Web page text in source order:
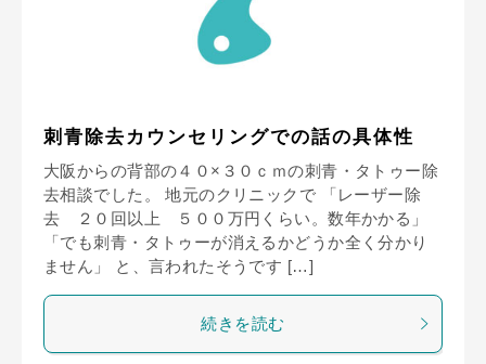
刺青除去カウンセリングでの話の具体性
大阪からの背部の４０×３０ｃｍの刺青・タトゥー除
去相談でした。 地元のクリニックで 「レーザー除
去 ２０回以上 ５００万円くらい。数年かかる」
「でも刺青・タトゥーが消えるかどうか全く分かり
ません」 と、言われたそうです […]
続きを読む